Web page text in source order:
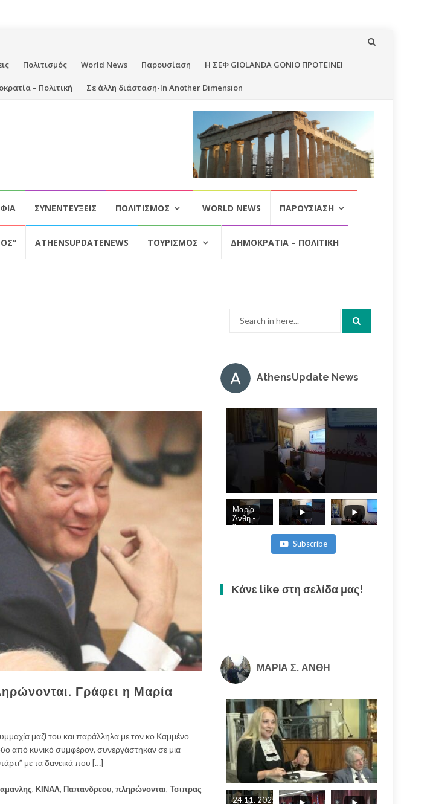
Πολιτισμός World News Παρουσίαση Η ΣΕΦ GIOLANDA GONIO ΠΡΟΤΕΙΝΕΙ
– Πολιτική Σε άλλη διάσταση-In Another Dimension
ΣΥΝΕΝΤΕΎΞΕΙΣ ΠΟΛΙΤΙΣΜΌΣ WORLD NEWS ΠΑΡΟΥΣΊΑΣΗ
ATHENSUPDATENEWS ΤΟΥΡΙΣΜΌΣ ΔΗΜΟΚΡΑΤΊΑ – ΠΟΛΙΤΙΚΉ
Γράφει η Μαρία
μαζί του και παράλληλα με τον κο Καμμένο
από κυνικό συμφέρον, συνεργάστηκαν σε μια
με τα δανεικά που […]
, ΚΙΝΑΛ, Παπανδρεου, πληρώνονται, Τσιπρας
AthensUpdate News
Μαρία
Άνθη -
Άπωση, η
Subscribe
Κάνε like στη σελίδα μας!
ΜΑΡΙΑ Σ. ΑΝΘΗ
24.11. 2025